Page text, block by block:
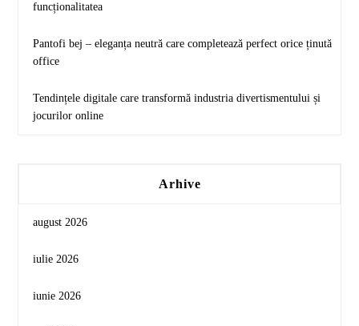
funcționalitatea
Pantofi bej – eleganța neutră care completează perfect orice ținută
office
Tendințele digitale care transformă industria divertismentului și
jocurilor online
Arhive
august 2026
iulie 2026
iunie 2026